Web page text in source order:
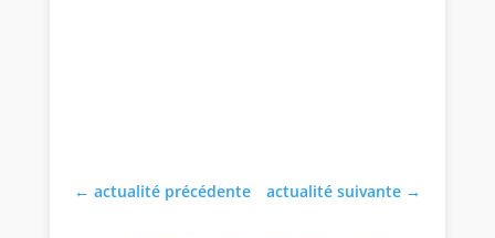
←actualité précédente actualité suivante→